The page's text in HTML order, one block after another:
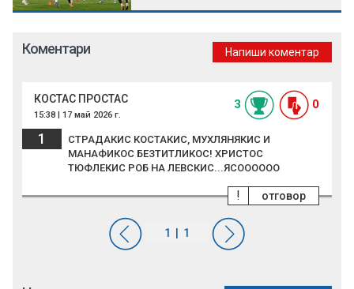
Коментари Напиши коментар
КОСТАС ПРОСТАС
15:38 | 17 май 2026 г.
3 0
1
СТРАДАКИС КОСТАКИС, МУХЛЯНЯКИС И
МАНАФИКОС БЕЗТИТЛИКОС! ХРИСТОС
ТЮФЛЕКИС РОБ НА ЛЕВСКИС...ЯСОООООО
отговор
!